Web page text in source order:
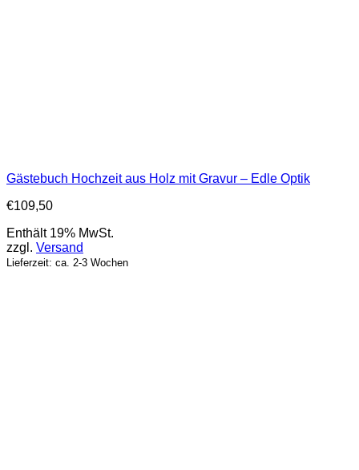
Gästebuch Hochzeit aus Holz mit Gravur – Edle Optik
€109,50
Enthält 19% MwSt.
zzgl. Versand
Lieferzeit: ca. 2-3 Wochen